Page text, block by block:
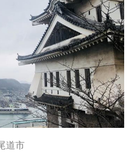
道市